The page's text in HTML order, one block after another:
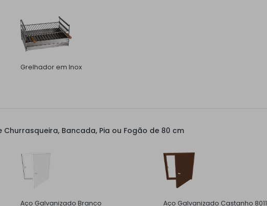
Grelhador em Inox
Bancada, Pia ou Fogão de 80 cm
Aço Galvanizado Branco Aço Galvanizado Castanho 8011